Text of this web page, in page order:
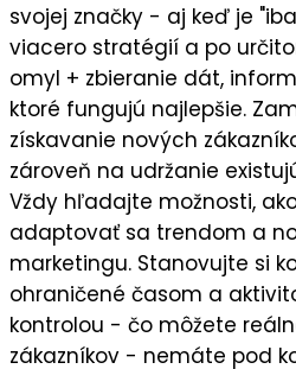
svojej značky - aj keď je
viacero stratégií a po
omyl + zbieranie dát,
ktoré fungujú najlepšie.
získavanie nových
zároveň na udržanie
Vždy hľadajte možnosti,
adaptovať sa trendom a
marketingu. Stanovujte si
ohraničené časom a
kontrolou - čo môžete
zákazníkov - nemáte pod